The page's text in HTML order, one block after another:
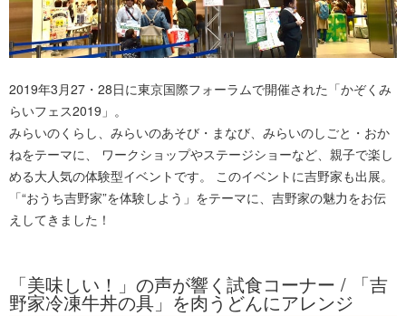
2019年3月27・28日に東京国際フォーラムで開催された「かぞくみ
らいフェス2019」。
みらいのくらし、みらいのあそび・まなび、みらいのしごと・おか
ねをテーマに、 ワークショップやステージショーなど、親子で楽し
める大人気の体験型イベントです。 このイベントに吉野家も出展。
「“おうち吉野家”を体験しよう」をテーマに、吉野家の魅力をお伝
えしてきました！
「美味しい！」の声が響く試食コーナー / 「吉
野家冷凍牛丼の具」を肉うどんにアレンジ